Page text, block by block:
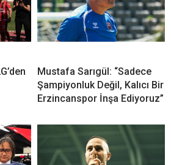
Mustafa Sarıgül: “Sadece
Şampiyonluk Değil, Kalıcı Bir
Erzincanspor İnşa Ediyoruz”